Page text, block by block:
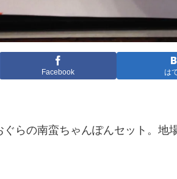
Facebook は
らの南蛮ちゃんぽんセット。地